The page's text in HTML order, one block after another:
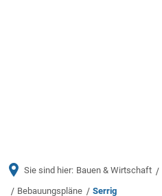
Sie sind hier: Bauen & Wirtschaft
Bebauungspläne
Serrig